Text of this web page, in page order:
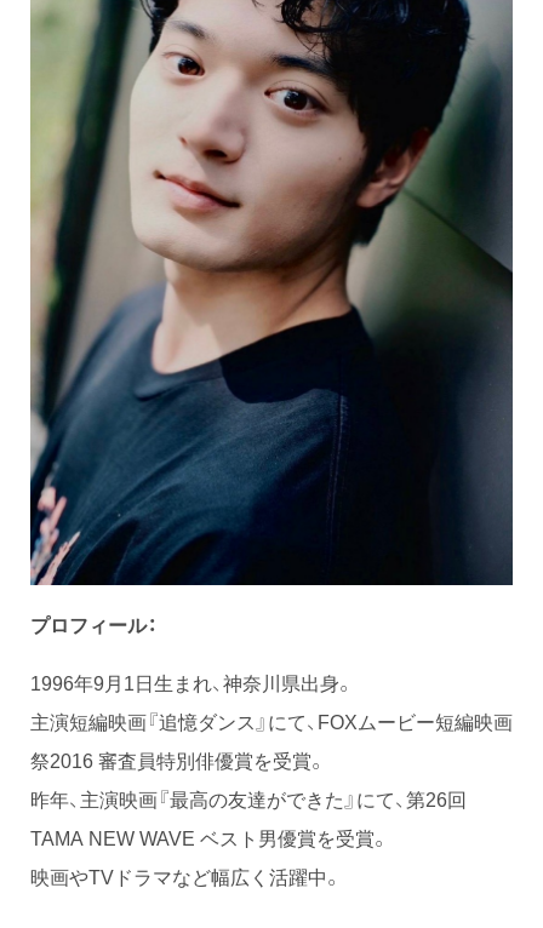
プロフィール：
1996年9月1日生まれ、神奈川県出身。
主演短編映画『追憶ダンス』にて、FOXムービー短編映画
祭2016 審査員特別俳優賞を受賞。
昨年、主演映画『最高の友達ができた』にて、第26回
TAMA NEW WAVE ベスト男優賞を受賞。
映画やTVドラマなど幅広く活躍中。